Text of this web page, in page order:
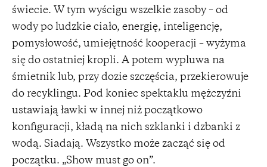
świecie. W tym wyścigu wszelkie zasoby – od
wody po ludzkie ciało, energię, inteligencję,
pomysłowość, umiejętność kooperacji – wyżyma
się do ostatniej kropli. A potem wypluwa na
śmietnik lub, przy dozie szczęścia, przekierowuje
do recyklingu. Pod koniec spektaklu mężczyźni
ustawiają ławki w innej niż początkowo
konfiguracji, kładą na nich szklanki i dzbanki z
wodą. Siadają. Wszystko może zacząć się od
początku. „Show must go on”.